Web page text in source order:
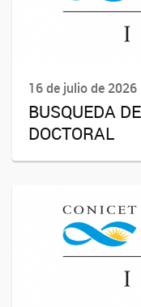
16 de julio de 2026
BUSQUEDA
DOCTORAL